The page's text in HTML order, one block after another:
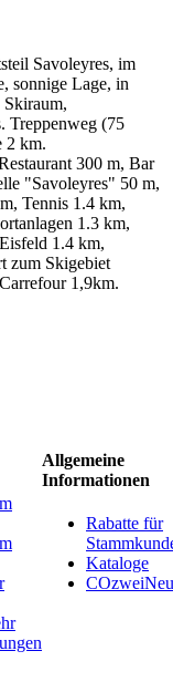
Savoleyres, im
sonnige Lage, in
Skiraum,
Treppenweg (75
2 km.
300 m, Bar
"Savoleyres" 50 m,
Tennis 1.4 km,
1.3 km,
1.4 km,
zum Skigebiet
1,9km.
Allgemeine
Informationen
Rabatte für
Kataloge